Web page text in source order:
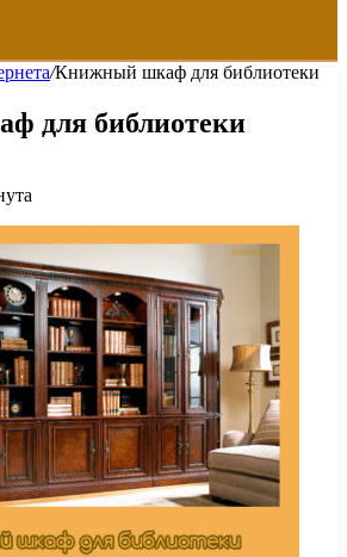
/Книжный шкаф для библиотеки
для библиотеки